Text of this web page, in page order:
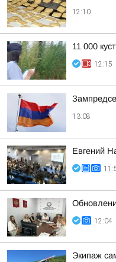
12:10
11 000
12:15
13:08
Евгений
12:04
Экипаж